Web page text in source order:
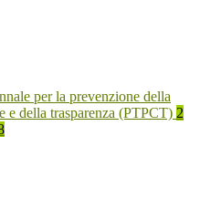
per la prevenzione della
e della trasparenza (PTPCT) 2